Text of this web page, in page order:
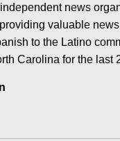
news
valuable
to the Latino
Carolina for the last